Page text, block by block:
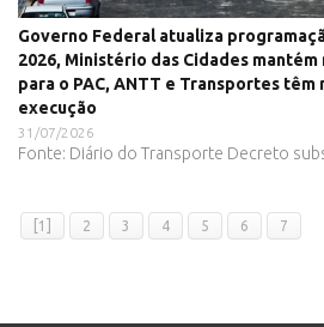
Governo Federal atualiza
2026, Ministério das Cidades mantém
para o PAC, ANTT e Transportes têm
execução
31/07/2026
Fonte: Diário do Transporte Decreto
[1] 2 3 4 5 6 7